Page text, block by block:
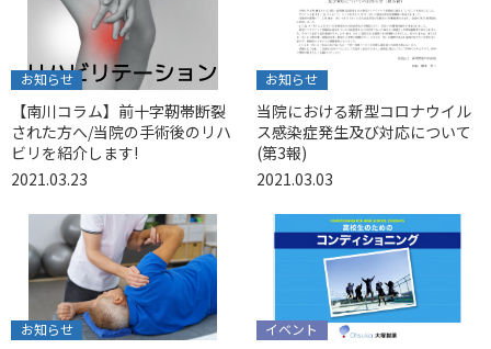
お知らせ
【南川コラム】前十字靭帯断裂
された方へ/当院の手術後のリハ
ビリを紹介します!
2021.03.23
お知らせ
当院における新型コロナウイル
ス感染症発生及び対応について
(第3報)
2021.03.03
お知らせ イベント